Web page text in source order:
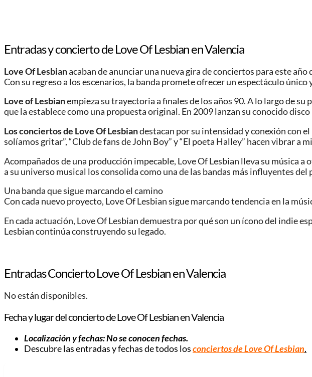
Entradas y concierto de Love Of Lesbian en Valencia
Love Of Lesbianacaban de anunciar una nueva gira de conciertos para este
Con su regreso a los escenarios, la banda promete ofrecer un espectáculo único
Love of Lesbianempieza su trayectoria a finales de los años 90. A lo largo de
que la establece como una propuesta original. En 2009 lanzan su conocido
Los conciertos de Love Of Lesbiandestacan por su intensidad y conexión con
solíamos gritar”, “Club de fans de John Boy” y “El poeta Halley” hacen vibrar a
Acompañados de una producción impecable, Love Of Lesbian lleva su música
a su universo musical los consolida como una de las bandas más influyentes del
Una banda que sigue marcando el camino
Con cada nuevo proyecto, Love Of Lesbian sigue marcando tendencia en la
En cada actuación, Love Of Lesbian demuestra por qué son un ícono del indie
Lesbian continúa construyendo su legado.
Entradas Concierto Love Of Lesbian en Valencia
No están disponibles.
Fecha y lugar del concierto de Love Of Lesbian en Valencia
Localización y fechas: No se conocen fechas.
Descubre las entradas y fechas de todos losconciertos de Love Of Lesbian.